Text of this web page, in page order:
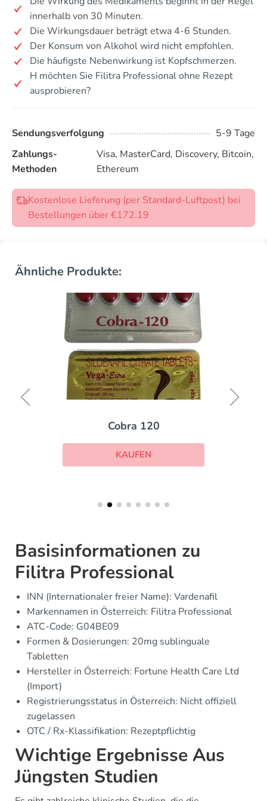
innerhalb von 30 Minuten.
Die Wirkungsdauer beträgt etwa 4-6 Stunden.
Der Konsum von Alkohol wird nicht empfohlen.
Die häufigste Nebenwirkung ist Kopfschmerzen.
H möchten Sie Filitra Professional ohne Rezept
ausprobieren?
Sendungsverfolgung
5-9 Tage
Zahlungs-
Methoden
Visa, MasterCard, Discovery, Bitcoin,
Ethereum
Kostenlose Lieferung (per Standard-Luftpost) bei
Bestellungen über €172.19
Ähnliche Produkte:
Cobra 120
KAUFEN
Basisinformationen zu
Filitra Professional
INN (Internationaler freier Name): Vardenafil
Markennamen in Österreich: Filitra Professional
ATC-Code: G04BE09
Formen & Dosierungen: 20mg sublinguale
Tabletten
Hersteller in Österreich: Fortune Health Care Ltd
(Import)
Registrierungsstatus in Österreich: Nicht offiziell
zugelassen
OTC / Rx-Klassifikation: Rezeptpflichtig
Wichtige Ergebnisse Aus
Jüngsten Studien